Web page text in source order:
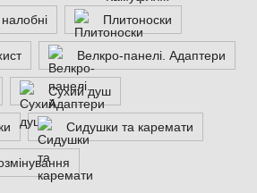
налобні Плитоноски
Велкро-панелі. Адаптери
Сухий душ
Сидушки та каремати